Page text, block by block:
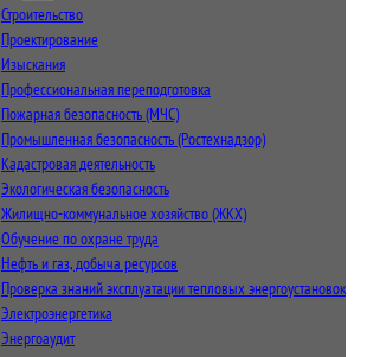
Строительство
Проектирование
Изыскания
Профессиональная переподготовка
Пожарная безопасность (МЧС)
Промышленная безопасность (Ростехнадзор)
Кадастровая деятельность
Экологическая безопасность
Жилищно-коммунальное хозяйство (ЖКХ)
Обучение по охране труда
Нефть и газ, добыча ресурсов
Проверка знаний эксплуатации тепловых энергоустановок
Электроэнергетика
Энергоаудит